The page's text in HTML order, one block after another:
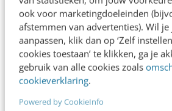
ook voor marketingdoeleinden
afstemmen van advertenties). Wil
aanpassen, klik dan op ‘Zelf
cookies toestaan’ te klikken, ga je
gebruik van alle cookies zoals
cookieverklaring.
Powered by CookieInfo
Don’t be a one hit wonder.”
5. We gaan van
naar relaties bouwen